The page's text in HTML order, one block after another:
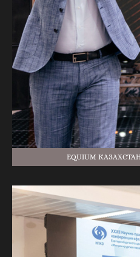
EQUIUM